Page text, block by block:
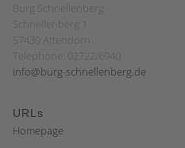
Burg Schnellenberg
Schnellenberg 1
57439 Attendorn
Telephone: 02722/6940
info@burg-schnellenberg.de
URLs
Homepage